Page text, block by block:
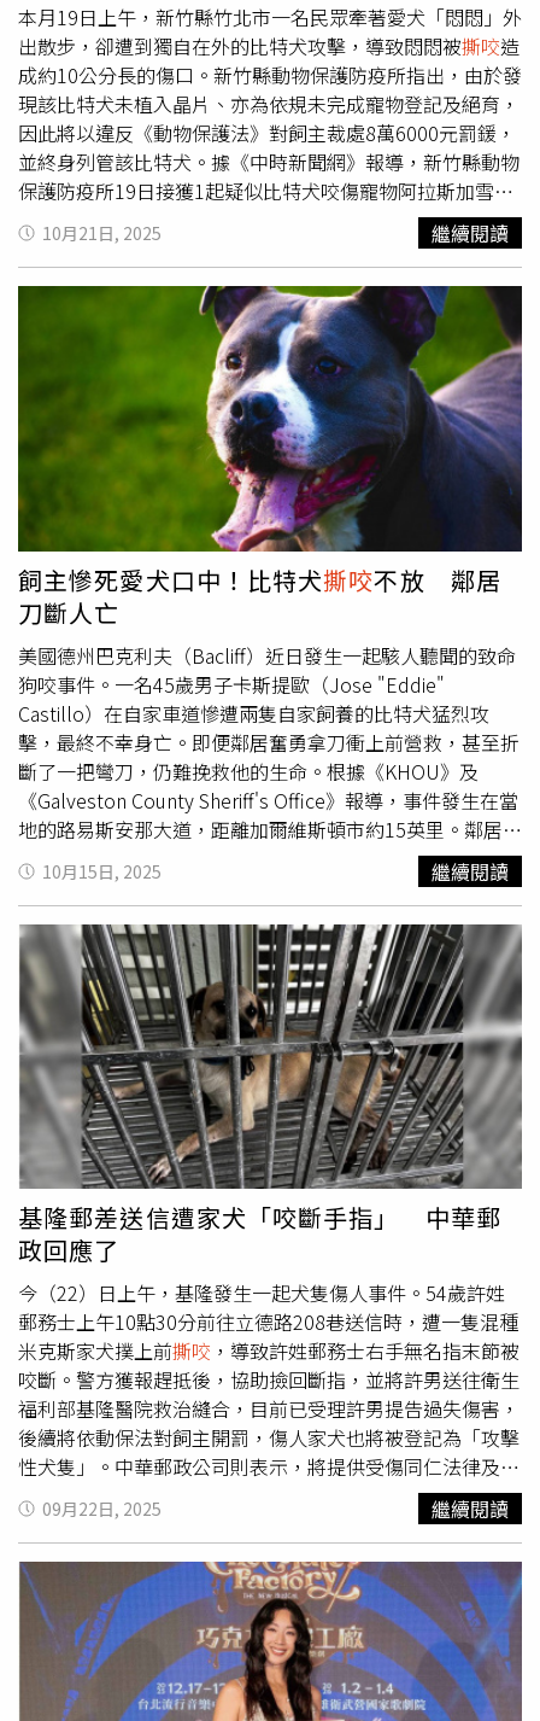
本月19日上午，新竹縣竹北市一名民眾牽著愛犬「悶悶」外
出散步，卻遭到獨自在外的比特犬攻擊，導致悶悶被撕咬造
成約10公分長的傷口。新竹縣動物保護防疫所指出，由於發
現該比特犬未植入晶片、亦為依規未完成寵物登記及絕育，
因此將以違反《動物保護法》對飼主裁處8萬6000元罰鍰，
並終身列管該比特犬。據《中時新聞網》報導，新竹縣動物
保護防疫所19日接獲1起疑似比特犬咬傷寵物阿拉斯加雪橇
犬之案件，經查肇事犬隻自家中脫逃後，無人伴同在外遊
蕩，並咬傷另一飼主牽繫散步中之寵物阿拉斯加雪橇犬。動
保所20日至該飼主家中查核肇事犬隻實際飼養情形，經查該
犬隻未植入晶片、未完成寵物登記及絕育，且犬隻照片上傳
經「農業部禁止飼養或輸入比特犬外觀辨識系統」確認為
「比特犬」。飼主則向動保所表示，不知該犬為比特犬，自
2013年拾獲起飼養迄今，已為12歲老齡犬。飼主又稱，犬
咬事件是因日前地震，使門框鬆動無法緊閉，導致犬隻逃
脫，單獨遊蕩在外，實有疏漏。他在發現當下即修繕鐵門防
止犬隻再次逃逸，且配合動保檢查員完成晶片施打及寵物登
記等相關行政作業。比特犬為農業部公告指定「禁止飼養犬
隻」，於相關法規公告前已飼養者，應於2023年2月底前向
所在地動保所完成登記備查。又依動保法規定，其出入公共
場所時，應佩戴防護口罩、由成年人伴同，並以不超過1.5
公尺之繩或鍊牽引，以避免危害公共安全。動保所指出，肇
事比特犬經獸醫師判斷應屬混種比特犬，但已有攻擊事實，
顯具高度公共安全風險，因此將該犬隻將登記為比特犬並終
身列管。全案並以飼主違反《動物保護法》飼養比特犬未登
記報備、比特犬無防護獨自出入公共場所或公眾得出入之場
所、疏縱犬隻使其他動物遭受傷害，分別開罰53000元、
30000元、3000元，併處行政罰鍰86000元。動保所表示，
將持續追查該飼主家中之寵物防逃措施、寵物絕育等應盡責
任，若再次發生犬隻疏縱、危害他人生命、身體、自由或財
產，將可能同時面臨雙倍罰鍰及犬隻沒入之裁處。此外，動
保所也將加強轄內比特犬管理，並要求落實絕育工作與安全
防護，確保其不再繁殖或危害公共安全。也呼籲民眾若發現
野生比特犬或非法飼養比特犬者，請直接撥打「1959」動
保專線，動保所將盡速派員處理。
10月21日, 2025 繼續閱讀
飼主慘死愛犬口中！比特犬撕咬不放 鄰居
刀斷人亡
美國德州巴克利夫（Bacliff）近日發生一起駭人聽聞的致命
狗咬事件。一名45歲男子卡斯提歐（Jose "Eddie"
Castillo）在自家車道慘遭兩隻自家飼養的比特犬猛烈攻
擊，最終不幸身亡。即便鄰居奮勇拿刀衝上前營救，甚至折
斷了一把彎刀，仍難挽救他的生命。根據《KHOU》及
《Galveston County Sheriff's Office》報導，事件發生在當
地的路易斯安那大道，距離加爾維斯頓市約15英里。鄰居耶
穌艾斯康提塔（Jesus Excontitta）目擊整起攻擊過程，形
容現場「血跡斑斑，令人震驚」。艾斯康提塔表示，事發時
卡斯提歐試圖阻止兩隻狗追咬路過的高爾夫球車乘客，沒想
到狗反而轉而攻擊他本人。艾斯康提塔衝上前以彎刀刺擊狗
隻，一度令其中一隻狗鬆口，但攻擊仍未終止。他回憶：
「他在哭，在哀求，我只能一直刺、一直劃……那隻狗死咬
不放。」艾斯康提塔的妹妹沙恩史塔瑞特（Shaine
Starrett）則在混亂中撥打911報警，表示哥哥已經換了第
二把刀，但狗依然不放手。最終，加爾維斯頓郡警長辦公室
一名員警趕抵現場，並在確認其中一隻狗仍咬住主人的手臂
後，果斷開槍將狗擊斃。卡斯提歐隨後被送往清湖醫院，經
搶救後仍宣告不治。報導指出，這兩隻比特犬其後皆被安樂
死，當局還在現場尋找可能的第三隻狗。警方也證實，過去
曾接獲有關這兩隻狗的攻擊舉報，多名鄰居坦言，早就避免
經過卡斯提歐住家前的路段。當地執法單位提醒民眾，若發
現具攻擊性犬隻，應立即通報動物管制單位或當地警局處
理。整起攻擊事件發生於家門車道，過程長達數分鐘。（圖
／翻攝自X，@KHOU）
10月15日, 2025 繼續閱讀
基隆郵差送信遭家犬「咬斷手指」 中華郵
政回應了
今（22）日上午，基隆發生一起犬隻傷人事件。54歲許姓
郵務士上午10點30分前往立德路208巷送信時，遭一隻混種
米克斯家犬撲上前撕咬 ，導致許姓郵務士右手無名指末節被
咬斷。警方獲報趕抵後，協助撿回斷指，並將許男送往衛生
福利部基隆醫院救治縫合，目前已受理許男提告過失傷害，
後續將依動保法對飼主開罰，傷人家犬也將被登記為「攻擊
性犬隻」。中華郵政公司則表示，將提供受傷同仁法律及醫
療協助，並指派主管前往慰問。據了解，許姓郵務士今日上
午10點30分在立德路巷內一戶民居送掛號信，當請屋主出
來簽收時，因屋主不在家無人應答，然而住宅卻衝出一隻米
克斯混種犬，撲向許男並瘋狂撕咬。許男在混亂中伸手阻
擋，右手無名指末節因此遭米克斯混種犬咬斷，傷可見骨。
警消獲報到場後，立刻將許男緊急送往衛生福利部基隆醫院
搶救，並在現場尋獲許男斷指，一併送醫縫合。在外科醫師
進行傷口清創後，已將斷指接回，後續轉往基隆長庚治療，
09月22日, 2025 繼續閱讀